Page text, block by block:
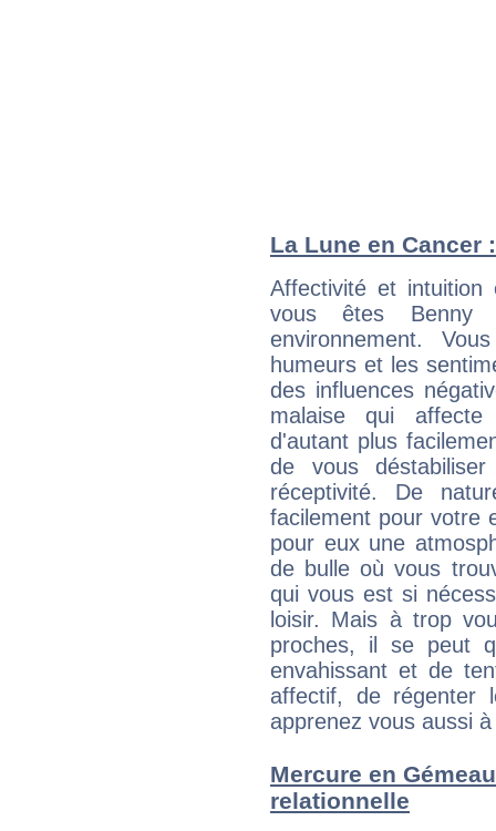
La Lune en Cancer
Affectivité et intuition
vous êtes Benny
environnement.
humeurs et les
des influences
malaise qui
d'autant plus
de vous
réceptivité. De
facilement pour votre
pour eux une
de bulle où vous
qui vous est si
loisir. Mais à trop
proches, il se peut
envahissant et de
affectif, de régenter
apprenez vous aussi
Mercure en
relationnelle